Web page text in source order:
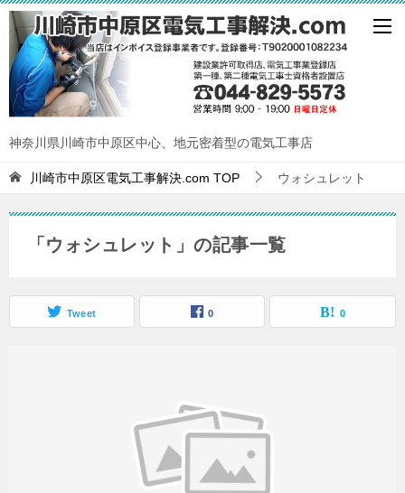
神奈川県川崎市中原区中心、地元密着型の電気工事店
川崎市中原区電気工事解決.com TOP ウォシュレット
「ウォシュレット」の記事一覧
Tweet 0 0